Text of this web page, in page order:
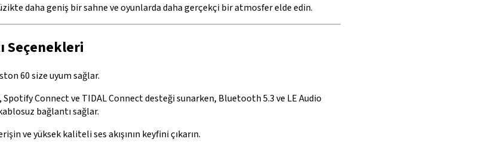
daha geniş bir sahne ve oyunlarda daha gerçekçi bir atmosfer elde edin.
Seçenekleri
60 size uyum sağlar.
Connect ve TIDAL Connect desteği sunarken, Bluetooth 5.3 ve LE Audio
bağlantı sağlar.
ve yüksek kaliteli ses akışının keyfini çıkarın.